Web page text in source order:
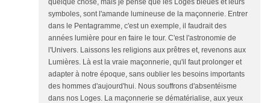
quelque chose, mais je pense que les Loges bleues et leurs
symboles, sont l'amande lumineuse de la maçonnerie. Entrer
dans le Pentagramme, c'est un exemple, il faudrait des
années lumière pour en faire le tour. C'est l'astronomie de
l'Univers. Laissons les religions aux prêtres et, revenons aux
Lumières. Là est la vraie maçonnerie, qu'il faut prolonger et
adapter à notre époque, sans oublier les besoins importants
des hommes d'aujourd'hui. Nous souffrons d'absentéisme
dans nos Loges. La maçonnerie se dématérialise, aux yeux